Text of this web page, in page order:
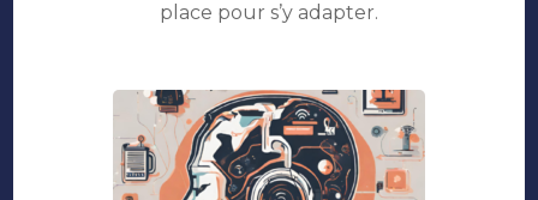
ou
place pour s’y adapter.